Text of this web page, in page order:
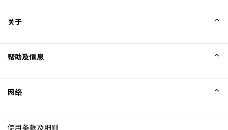
关于
Excellence Awards
帮助及信息
网络
使用条款及细则